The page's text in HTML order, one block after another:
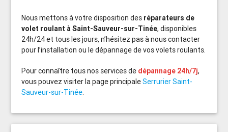
Nous mettons à votre disposition des réparateurs de
volet roulant à Saint-Sauveur-sur-Tinée, disponibles
24h/24 et tous les jours, n’hésitez pas à nous contacter
pour l’installation ou le dépannage de vos volets roulants.
Pour connaître tous nos services de dépannage 24h/7j,
vous pouvez visiter la page principaleSerrurier Saint-
Sauveur-sur-Tinée.